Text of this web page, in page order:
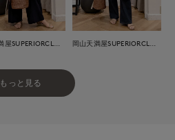
もっと見る